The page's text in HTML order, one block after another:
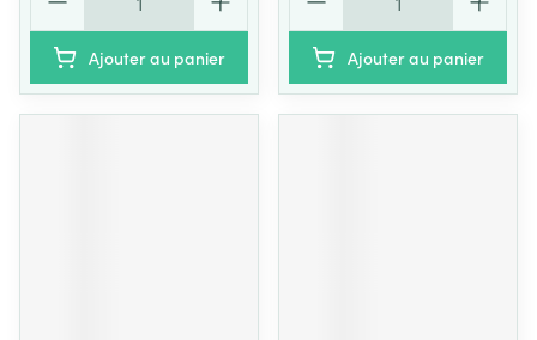
Ajouter au panier Ajouter au panier